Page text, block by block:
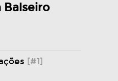
Balseiro
[#1]